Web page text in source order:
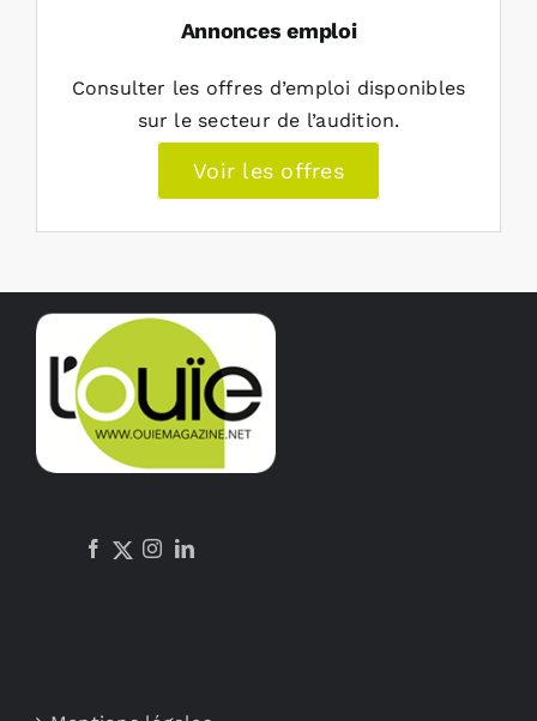
Annonces emploi
Consulter les offres d’emploi disponibles
sur le secteur de l’audition.
Voir les offres